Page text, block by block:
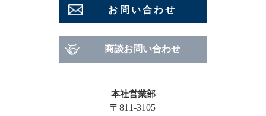
お問い合わせ
商談お問い合わせ
本社営業部
〒811-3105